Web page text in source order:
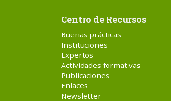
Centro de Recursos
Buenas prácticas
Instituciones
Expertos
Actividades formativas
Publicaciones
Enlaces
Newsletter